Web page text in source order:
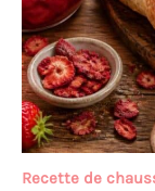
Recette de